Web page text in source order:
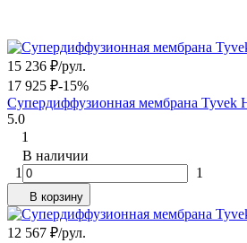
15 236 ₽/рул.
17 925 ₽-15%
Супердиффузионная мембрана Tyvek
5.0
1
В наличии
1
1
В корзину
12 567 ₽/рул.